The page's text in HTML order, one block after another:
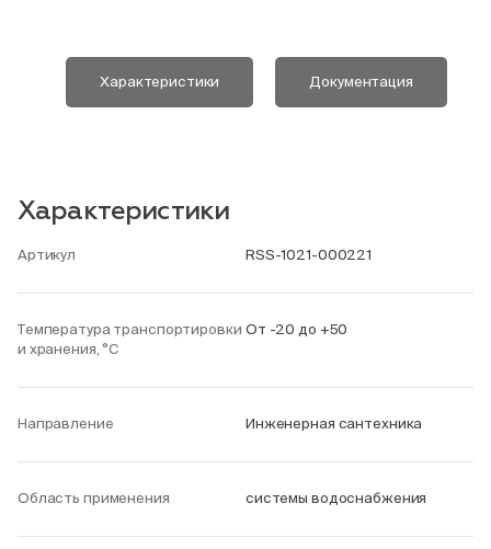
Характеристики Документация
Характеристики
Артикул RSS-1021-000221
Температура транспортировки
и хранения, °С
От -20 до +50
Направление Инженерная сантехника
Область применения системы водоснабжения